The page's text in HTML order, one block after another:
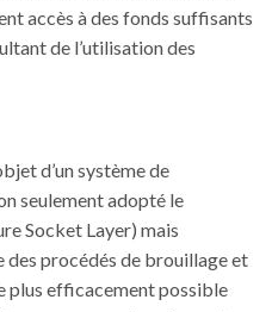
accès à des fonds suffisants
de l’utilisation des
d’un système de
seulement adopté le
Socket Layer) mais
des procédés de brouillage et
plus efficacement possible